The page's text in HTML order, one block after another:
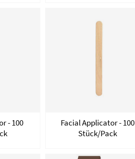
- 100
Facial Applicator - 100
Stück/Pack